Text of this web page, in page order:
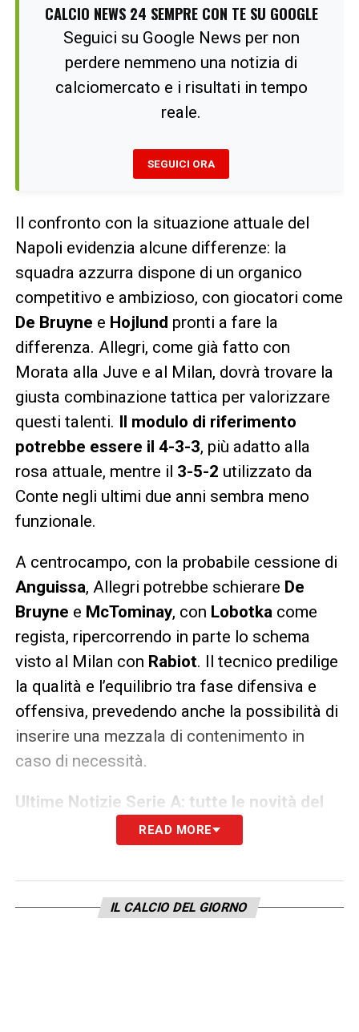
CALCIO NEWS 24 SEMPRE CON TE SU GOOGLE
Seguici su Google News per non
perdere nemmeno una notizia di
calciomercato e i risultati in tempo
reale.
SEGUICI ORA
Il confronto con la situazione attuale del
Napoli evidenzia alcune differenze: la
squadra azzurra dispone di un organico
competitivo e ambizioso, con giocatori come
De Bruyne e Hojlund pronti a fare la
differenza. Allegri, come già fatto con
Morata alla Juve e al Milan, dovrà trovare la
giusta combinazione tattica per valorizzare
questi talenti.
Il modulo di riferimento
potrebbe essere il 4-3-3, più adatto alla
rosa attuale, mentre il 3-5-2 utilizzato da
Conte negli ultimi due anni sembra meno
funzionale.
A centrocampo, con la probabile cessione di
Anguissa, Allegri potrebbe schierare De
Bruyne e McTominay, con Lobotkacome
regista, ripercorrendo in parte lo schema
visto al Milan con Rabiot. Il tecnico predilige
la qualità e l’equilibrio tra fase difensiva e
offensiva, prevedendo anche la possibilità di
inserire una mezzala di contenimento in
caso di necessità.
Ultime Notizie Serie A: tutte le novità del
giorno sul massimo campionato italiano
supportato dalle aliNereseAlisson
di saltare l’uomo e alternare azione
READ MORE
IL CALCIO DEL GIORNO